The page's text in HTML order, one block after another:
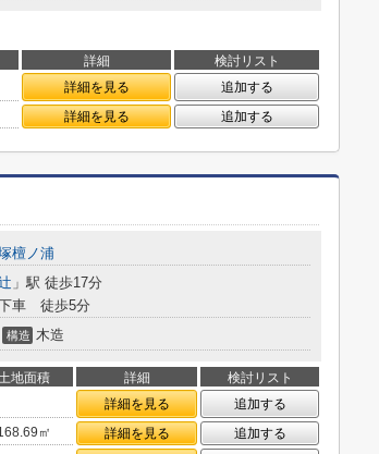
詳細 検討リスト
詳細を見る
追加する
詳細を見る 追加する
檀ノ浦
」駅 徒歩17分
下車 徒歩5分
構造 木造
地面積 詳細 検討リスト
詳細を見る
追加する
㎡ 詳細を見る 追加する